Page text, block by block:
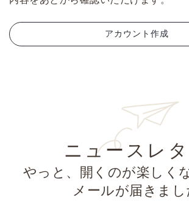
アカウント作成
ニュースレ
やっと、開くのが楽しく
メールが届きまし